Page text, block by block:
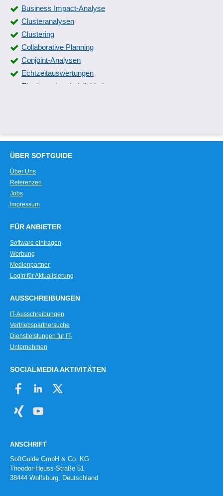
Business Impact-Analyse
Clusteranalysen
Clustering
Collaborative Planning
Conjoint-Analysen
Echtzeitauswertungen
Eintrittswahrscheinlichkeiten
Finanzmarktstatistiken
Gebindebuchhaltung
Gewichtungsfunktionen
Häufigkeitsverteilungen
Haushaltsinformationen
Hochrechnungsverfahren
Hochrechnungsvergleich
Kalenderfunktionen
Kennzahlensimulationen
Klassifikations- und Regressionsbäume
kombinatorische Probleme
Korrelationsanalysen
Korrelationsmatrix
KTL-Auswertung
Kundenstatistiken
Kursstatistiken
Lebenslauf-Analyse
ÜBER SOFTGUIDE
Über Uns
Referenzen
Jobs
Impressum
FÜR ANBIETER
Software eintragen
Werbung
Medienpartner
Login für Aktualisierung
AUSSCHREIBUNGEN
IT-Ausschreibungen
Vertriebspartnersuche
Dienstleistungen für IT-
Unternehmen
SOCIALMEDIA AKTIVITÄTEN
ANSCHRIFT
SoftGuide GmbH & Co. KG
Theodor-Heuss-Straße 51
38444 Wolfsburg, Deutschland